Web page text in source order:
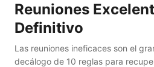
Reuniones
Definitivo
Las reuniones ineficaces son el
decálogo de 10 reglas para